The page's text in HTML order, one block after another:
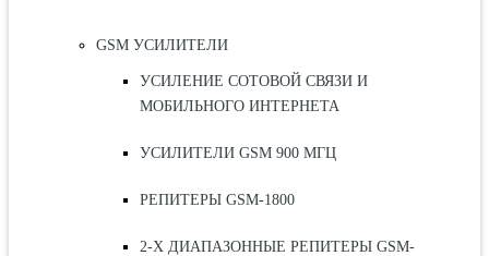
GSM УСИЛИТЕЛИ
УСИЛЕНИЕ СОТОВОЙ СВЯЗИ И
МОБИЛЬНОГО ИНТЕРНЕТА
УСИЛИТЕЛИ GSM 900 МГЦ
РЕПИТЕРЫ GSM-1800
2-Х ДИАПАЗОННЫЕ РЕПИТЕРЫ GSM-